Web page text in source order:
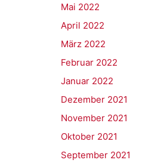
Mai 2022
April 2022
März 2022
Februar 2022
Januar 2022
Dezember 2021
November 2021
Oktober 2021
September 2021